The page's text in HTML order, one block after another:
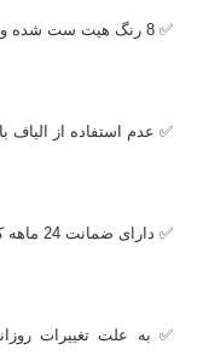
✅ 8 رنگ هیت ست شده و بدون حساسیت
✅ عدم استفاده از الیاف
✅ دارای ضمانت 24 ماهه کیفیت فرش
✅ به علت تغییرات